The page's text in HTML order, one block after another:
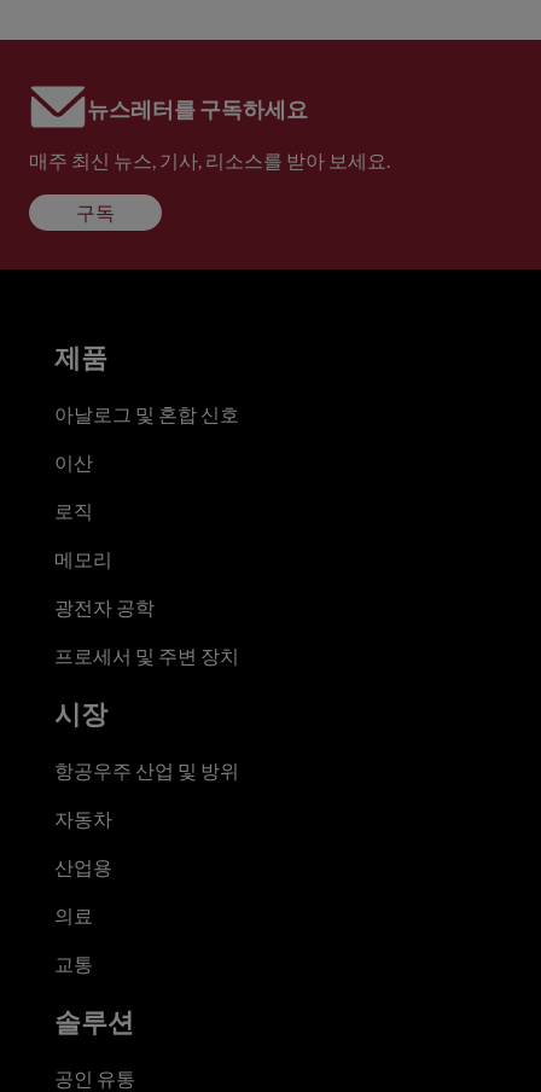
뉴스레터를 구독하세요
매주 최신 뉴스, 기사, 리소스를 받아 보세요.
구독
제품
아날로그 및 혼합 신호
이산
로직
메모리
광전자 공학
프로세서 및 주변 장치
시장
항공우주 산업 및 방위
자동차
산업용
의료
교통
솔루션
공인 유통